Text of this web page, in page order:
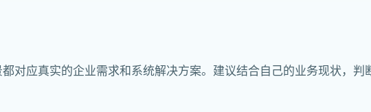
对应真实的企业需求和系统解决方案。建议结合自己的业务现状，判